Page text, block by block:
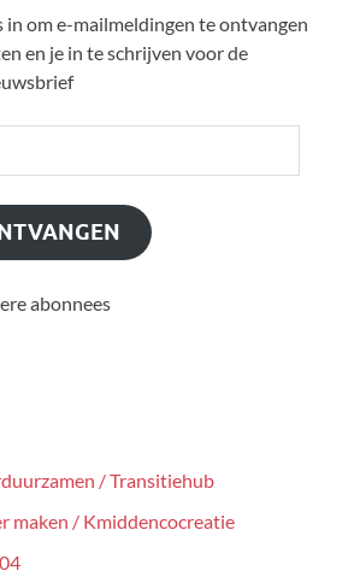
in om e-mailmeldingen te ontvangen
en je in te schrijven voor de
abonnees
/ Transitiehub
maken / Kmiddencocreatie